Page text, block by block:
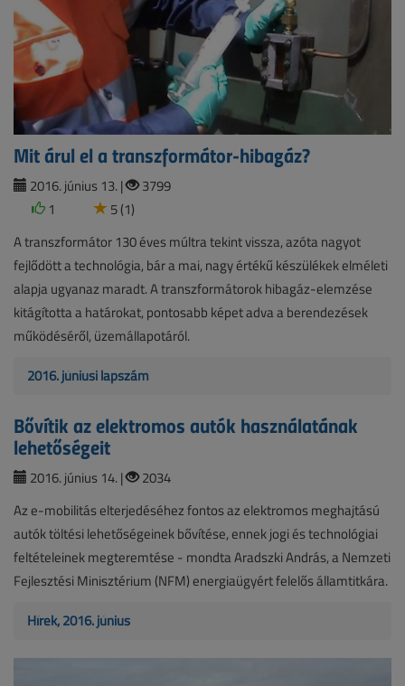
Mit árul el a transzformátor-hibagáz?
2016. június 13. |
3799
1
5 (1)
A transzformátor 130 éves múltra tekint vissza, azóta nagyot
fejlődött a technológia, bár a mai, nagy értékű készülékek elméleti
alapja ugyanaz maradt. A transzformátorok hibagáz-elemzése
kitágította a határokat, pontosabb képet adva a berendezések
működéséről, üzemállapotáról.
2016. júniusi lapszám
Bővítik az elektromos autók használatának
lehetőségeit
2016. június 14. |
2034
Az e-mobilitás elterjedéséhez fontos az elektromos meghajtású
autók töltési lehetőségeinek bővítése, ennek jogi és technológiai
feltételeinek megteremtése - mondta Aradszki András, a Nemzeti
Fejlesztési Minisztérium (NFM) energiaügyért felelős államtitkára.
Hírek, 2016. június